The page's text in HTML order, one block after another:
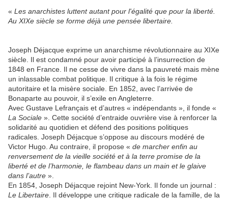
« Les anarchistes luttent autant pour l'égalité que pour la liberté.
Au XIXe siècle se forme déjà une pensée libertaire.
Joseph Déjacque exprime un anarchisme révolutionnaire au XIXe
siècle. Il est condamné pour avoir participé à l’insurrection de
1848 en France. Il ne cesse de vivre dans la pauvreté mais mène
un inlassable combat politique. Il critique à la fois le régime
autoritaire et la misère sociale. En 1852, avec l’arrivée de
Bonaparte au pouvoir, il s’exile en Angleterre.
Avec Gustave Lefrançais et d’autres « indépendants », il fonde «
La Sociale ». Cette société d’entraide ouvrière vise à renforcer la
solidarité au quotidien et défend des positions politiques
radicales. Joseph Déjacque s’oppose au discours modéré de
Victor Hugo. Au contraire, il propose « de marcher enfin au
renversement de la vieille société et à la terre promise de la
liberté et de l’harmonie, le flambeau dans un main et le glaive
dans l’autre ».
En 1854, Joseph Déjacque rejoint New-York. Il fonde un journal :
Le Libertaire . Il développe une critique radicale de la famille, de la